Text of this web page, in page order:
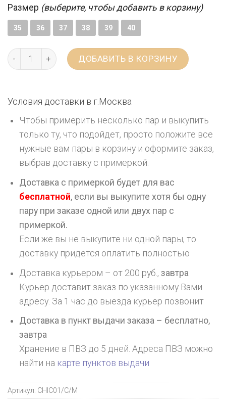
Размер (выберите, чтобы добавить в корзину)
35 36 37 38 39 40
ДОБАВИТЬ В КОРЗИНУ
Условия доставки в г. Москва
Чтобы примерить несколько пар и выкупить
только ту, что подойдет, просто положите все
нужные вам пары в корзину и оформите заказ,
выбрав доставку с примеркой.
Доставка с примеркой будет для вас
бесплатной, если вы выкупите хотя бы одну
пару при заказе одной или двух пар с
примеркой.
Если же вы не выкупите ни одной пары, то
доставку придется оплатить полностью
Доставка курьером – от 200 руб.,завтра
Курьер доставит заказ по указанному Вами
адресу. За 1 час до выезда курьер позвонит
Доставка в пункт выдачи заказа – бесплатно,
завтра
Хранение в ПВЗ до 5 дней. Адреса ПВЗ можно
найти на карте пунктов выдачи
Артикул: CHIC01/C/M